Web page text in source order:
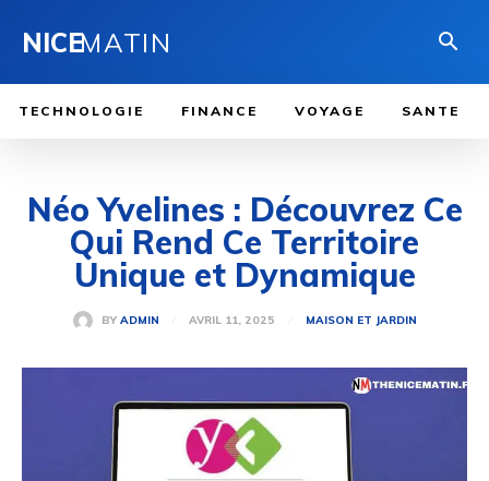
NICEMATIN
TECHNOLOGIE FINANCE VOYAGE SANTE
Néo Yvelines : Découvrez Ce
Qui Rend Ce Territoire
Unique et Dynamique
BY ADMIN AVRIL 11, 2025 MAISON ET JARDIN